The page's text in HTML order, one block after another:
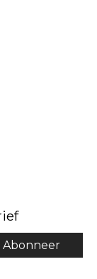
Abonneer